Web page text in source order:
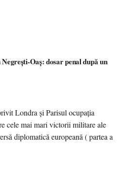
Oaș: dosar penal după un